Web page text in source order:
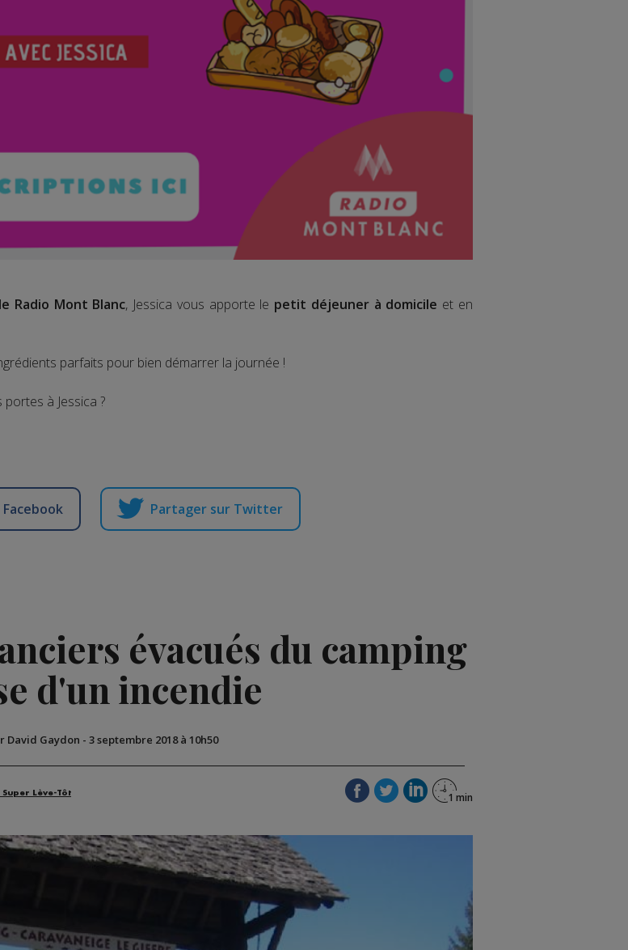
Radio Mont Blanc, Jessica vous apporte le petit déjeuner à domicile et en
parfaits pour bien démarrer la journée !
à Jessica ?
Partager sur Twitter
évacués du camping
d'un incendie
David Gaydon - 3 septembre 2018 à 10h50
Lève-Tôt